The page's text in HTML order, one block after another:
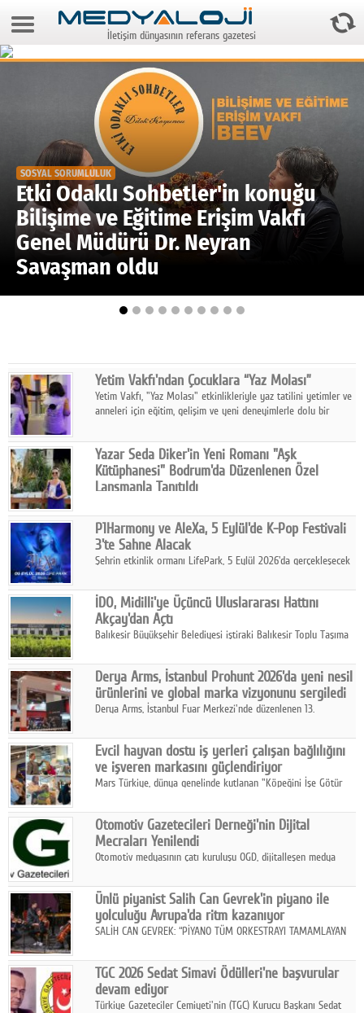
9 Ağustos 2026 15:16:36
Video Galeri
Gazeteler
Medya
Reyting-tiraj
Teknoloji
Televizyon
Facebook
Diziler
Karikatür
Youtube
Polemik
Reklam
Yazarlar
Künye
SOSYAL MEDYA
Facebook
Twitter
Google Plus
© 2026 TÜM HAKLARI SAKLIDIR
İletişim dünyasının referans gazetesi
SOSYAL SORUMLULUK
Etki Odaklı Sohbetler'in konuğu
Bilişime ve Eğitime Erişim Vakfı
Genel Müdürü Dr. Neyran
Savaşman oldu
Yetim Vakfı'ndan Çocuklara “Yaz Molası”
Yetim Vakfı, "Yaz Molası" etkinlikleriyle yaz tatilini yetimler ve
anneleri için eğitim, gelişim ve yeni deneyimlerle dolu bir
Yazar Seda Diker'in Yeni Romanı "Aşk
Kütüphanesi" Bodrum'da Düzenlenen Özel
Lansmanla Tanıtıldı
Diker'in 13. kitabı “Aşk Kütüphanesi” 6 Ağustos'ta Casa dell'Arte
Bodrum'da düzenlenen özel lansmanla okurlarıyla buluştu.
P1Harmony ve AleXa, 5 Eylül'de K-Pop Festivali
3'te Sahne Alacak
Şehrin etkinlik ormanı LifePark, 5 Eylül 2026'da gerçekleşecek
haritasında önemli bir destinasyon haline getirmeye
hazırlanıyor.
İDO, Midilli'ye Üçüncü Uluslararası Hattını
Akçay'dan Açtı
Balıkesir Büyükşehir Belediyesi iştiraki Balıkesir Toplu Taşıma
Midilli hattının resmi açılışı gerçekleştirildi.
Derya Arms, İstanbul Prohunt 2026'da yeni nesil
ürünlerini ve global marka vizyonunu sergiledi
Derya Arms, İstanbul Fuar Merkezi'nde düzenlenen 13.
Fuarı'nda sektör profesyonelleri, iş ortakları, bayiler ve son
kullanıcılarla bir araya geldi.
Evcil hayvan dostu iş yerleri çalışan bağlılığını
ve işveren markasını güçlendiriyor
Mars Türkiye, dünya genelinde kutlanan "Köpeğini İşe Götür
çalışan bağlılığı, iyi olma hali ve işveren markası üzerindeki
etkisine dikkat çekti.
Otomotiv Gazetecileri Derneği'nin Dijital
Mecraları Yenilendi
Otomotiv medyasının çatı kuruluşu OGD, dijitalleşen medya
hedefiyle internet sitesini ve sosyal medya kanallarını yeniledi.
Ünlü piyanist Salih Can Gevrek'in piyano ile
yolculuğu Avrupa'da ritm kazanıyor
SALİH CAN GEVREK: “PİYANO TÜM ORKESTRAYI TAMAMLAYAN
ETKİ YARATIYOR"
TGC 2026 Sedat Simavi Ödülleri'ne başvurular
devam ediyor
Türkiye Gazeteciler Cemiyeti'nin (TGC) Kurucu Başkanı Sedat